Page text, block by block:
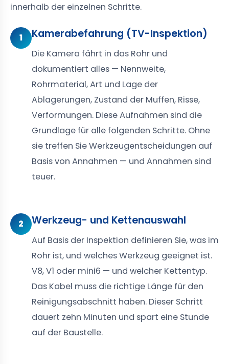
innerhalb der einzelnen Schritte.
1 Kamerabefahrung (TV-Inspektion)
Die Kamera fährt in das Rohr und
dokumentiert alles — Nennweite,
Rohrmaterial, Art und Lage der
Ablagerungen, Zustand der Muffen, Risse,
Verformungen. Diese Aufnahmen sind die
Grundlage für alle folgenden Schritte. Ohne
sie treffen Sie Werkzeugentscheidungen auf
Basis von Annahmen — und Annahmen sind
teuer.
2 Werkzeug- und Kettenauswahl
Auf Basis der Inspektion definieren Sie, was im
Rohr ist, und welches Werkzeug geeignet ist.
V8, V1 oder mini6 — und welcher Kettentyp.
Das Kabel muss die richtige Länge für den
Reinigungsabschnitt haben. Dieser Schritt
dauert zehn Minuten und spart eine Stunde
auf der Baustelle.